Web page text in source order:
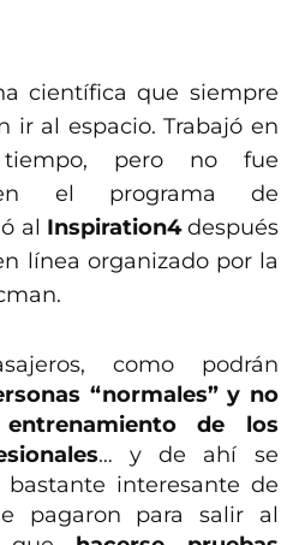
científica que siempre
ir al espacio. Trabajó en
pero no fue
en el programa de
al Inspiration4después
línea organizado por la
como podrán
“normales” y no
de los
… y de ahí se
bastante interesante de
pagaron para salir al